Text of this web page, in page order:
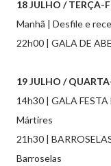
18 JULHO / TERÇA-
Manhã | Desfile e
22h00 | GALA DE
19 JULHO /
14h30 | GALA
Mártires
21h30 |
Barroselas